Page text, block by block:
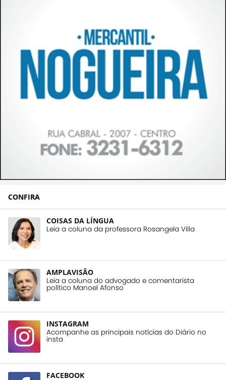
CONFIRA
COISAS DA LÍNGUA
Leia a coluna da professora Rosangela Villa
AMPLAVISÃO
Leia a coluna do advogado e comentarista
político Manoel Afonso
INSTAGRAM
Acompanhe as principais notícias do Diário no
insta
FACEBOOK